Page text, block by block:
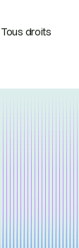
Tous droits